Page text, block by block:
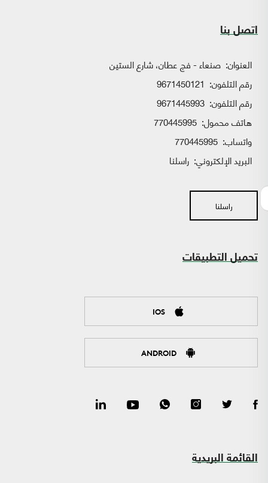
اتصل بنا
العنوان: صنعاء - فج عطان، شارع الستين
رقم التلفون: 9671450121
رقم التلفون: 9671445993
هاتف محمول: 770445995
واتساب:
البريد الإلكتروني: راسلنا
راسلنا
تحميل التطبيقات
IOS
ANDROID
القائمة البريدية